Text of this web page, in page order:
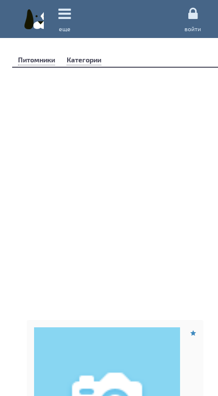
еще войти
Питомники Категории